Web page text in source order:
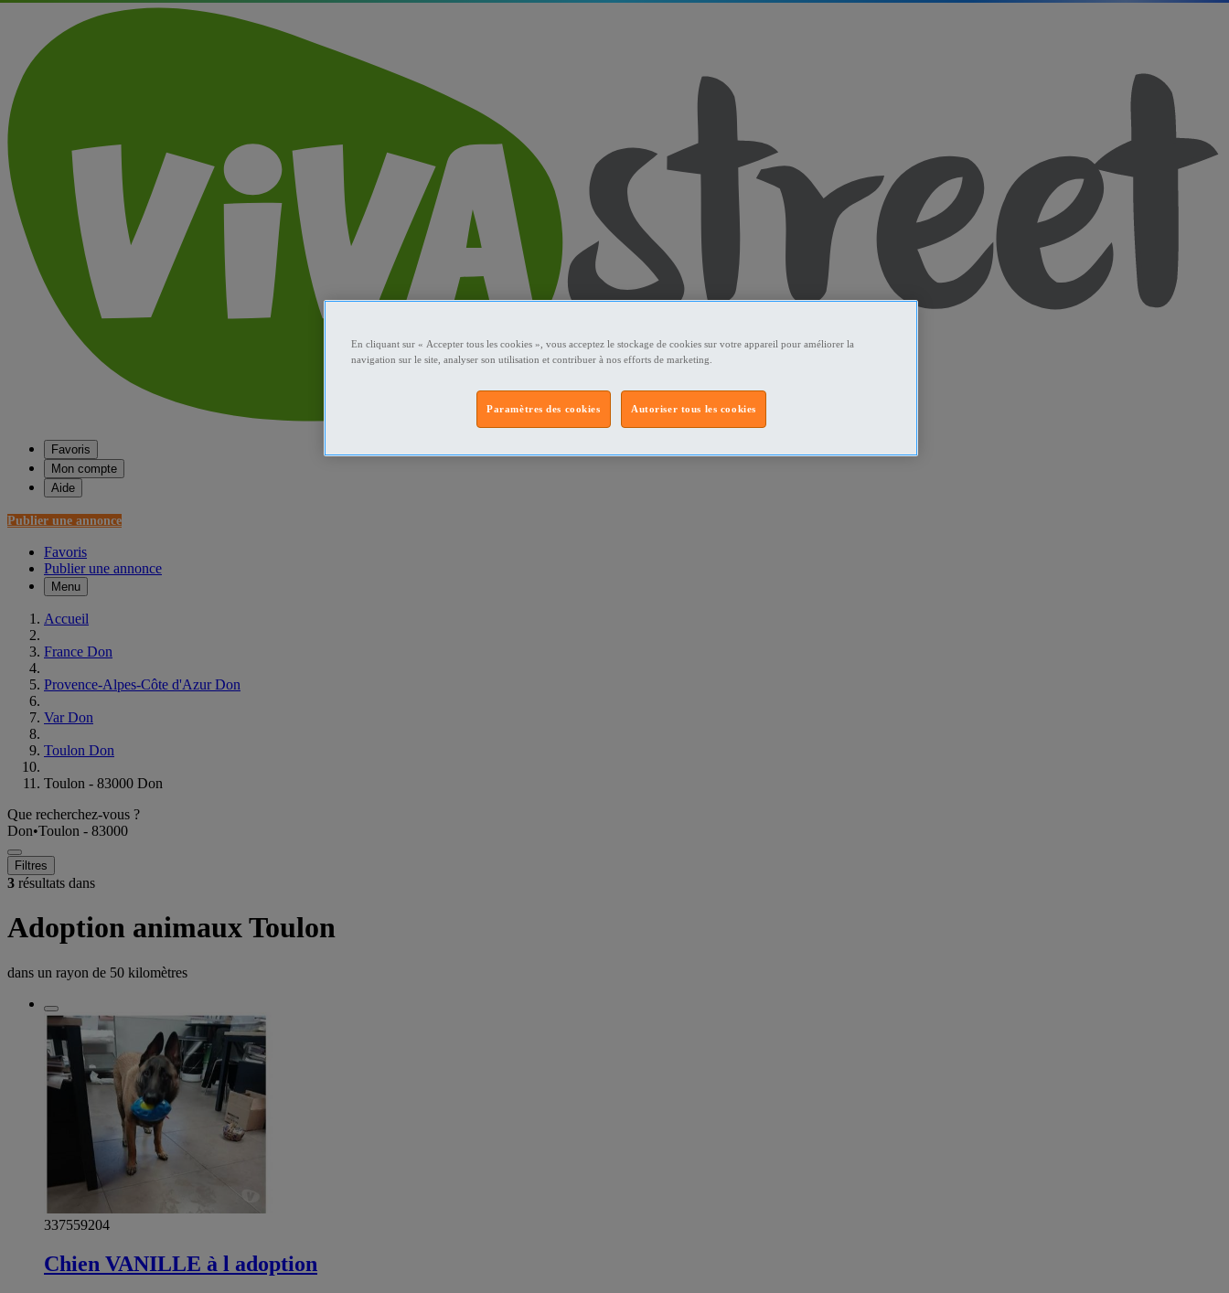
Favoris
Mon compte
Aide
Publier une annonce
Favoris
Publier une annonce
Menu
Accueil
France Don
Provence-Alpes-Côte d'Azur Don
Var Don
Toulon Don
Toulon - 83000 Don
Que recherchez-vous ?
Don•Toulon - 83000
Filtres
3 résultats dans
Adoption animaux Toulon
dans un rayon de 50 kilomètres
337559204
Chien VANILLE à l adoption
En cliquant sur « Accepter tous les cookies », vous acceptez le stockage de cookies sur votre appareil pour améliorer la
navigation sur le site, analyser son utilisation et contribuer à nos efforts de marketing.
Autoriser tous les cookies
Paramètres des cookies